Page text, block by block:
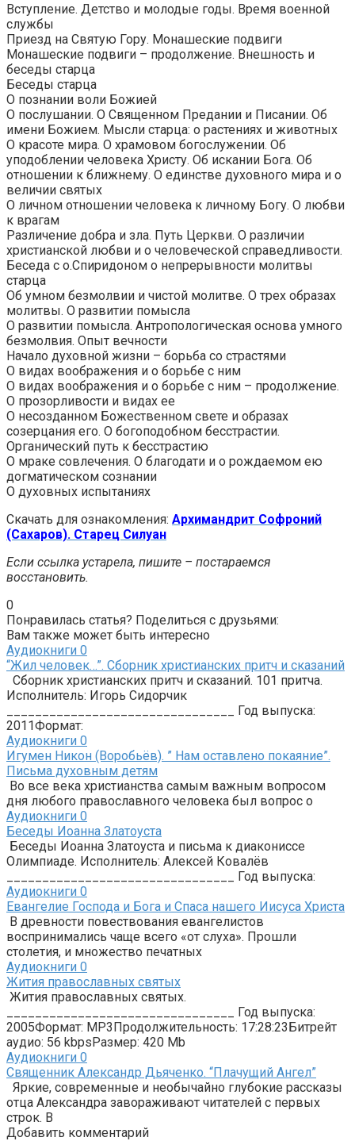
Вступление. Детство и молодые годы. Время военной
службы
Приезд на Святую Гору. Монашеские подвиги
Монашеские подвиги – продолжение. Внешность и
беседы старца
Беседы старца
О познании воли Божией
О послушании. О Священном Предании и Писании. Об
имени Божием. Мысли старца: о растениях и животных
О красоте мира. О храмовом богослужении. Об
уподоблении человека Христу. Об искании Бога. Об
отношении к ближнему. О единстве духовного мира и о
величии святых
О личном отношении человека к личному Богу. О любви
к врагам
Различение добра и зла. Путь Церкви. О различии
христианской любви и о человеческой справедливости.
Беседа с о.Спиридоном о непрерывности молитвы
старца
Об умном безмолвии и чистой молитве. О трех образах
молитвы. О развитии помысла
О развитии помысла. Антропологическая основа умного
безмолвия. Опыт вечности
Начало духовной жизни – борьба со страстями
О видах воображения и о борьбе с ним
О видах воображения и о борьбе с ним – продолжение.
О прозорливости и видах ее
О несозданном Божественном свете и образах
созерцания его. О богоподобном бесстрастии.
Органический путь к бесстрастию
О мраке совлечения. О благодати и о рождаемом ею
догматическом сознании
О духовных испытаниях
Скачать для ознакомления: Архимандрит Софроний
(Сахаров). Старец Силуан
Если ссылка устарела, пишите – постараемся
восстановить.
0
Понравилась статья? Поделиться с друзьями:
Вам также может быть интересно
Аудиокниги 0
“Жил человек…”. Сборник христианских притч и сказаний
Сборник христианских притч и сказаний. 101 притча.
Исполнитель: Игорь Сидорчик
________________________________ Год выпуска:
2011Формат:
Аудиокниги 0
Игумен Никон (Воробьёв). ” Нам оставлено покаяние”.
Письма духовным детям
Во все века христианства самым важным вопросом
дня любого православного человека был вопрос о
Аудиокниги 0
Беседы Иоанна Златоуста
Беседы Иоанна Златоуста и письма к диакониссе
Олимпиаде. Исполнитель: Алексей Ковалёв
________________________________ Год выпуска:
Аудиокниги 0
Евангелие Господа и Бога и Спаса нашего Иисуса Христа
В древности повествования евангелистов
воспринимались чаще всего «от слуха». Прошли
столетия, и множество печатных
Аудиокниги 0
Жития православных святых
Жития православных святых.
________________________________ Год выпуска:
2005Формат: MP3Продолжительность: 17:28:23Битрейт
аудио: 56 kbpsРазмер: 420 Mb
Аудиокниги 0
Священник Александр Дьяченко. “Плачущи​й Ангел”
Яркие, современные и необычайно глубокие рассказы
отца Александра завораживают читателей с первых
строк. В
Добавить комментарий